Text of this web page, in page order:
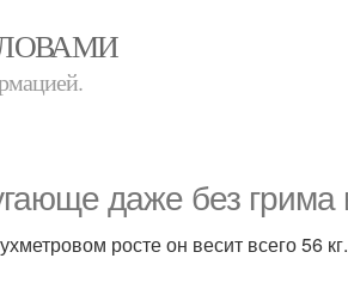
даже без грима
росте он весит всего 56 кг.